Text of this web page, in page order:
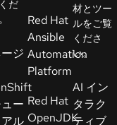
だ
ジ
ー
アル
Red Hat
Ansible
Automation
Platform
Red Hat
OpenJDK
材とツー
ルをご覧
くださ
い。
AI イン
タラク
ティブ